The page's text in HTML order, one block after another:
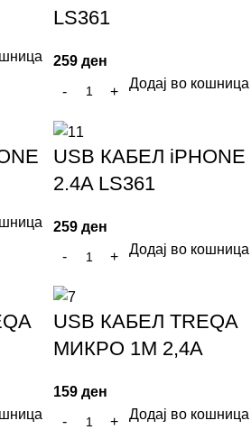
LS361
259 ден
Додај во кошница
USB КАБЕЛ iPHONE
2.4A LS361
259 ден
Додај во кошница
USB КАБЕЛ TREQA
МИКРО 1M 2,4A
159 ден
Додај во кошница